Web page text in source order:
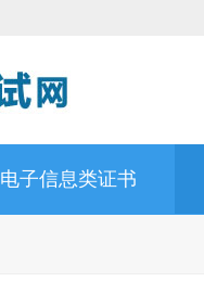
电子信息类证书